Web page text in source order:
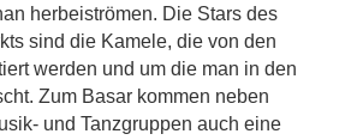
herbeiströmen. Die Stars des
sind die Kamele, die von den
werden und um die man in den
Zum Basar kommen neben
und Tanzgruppen auch eine